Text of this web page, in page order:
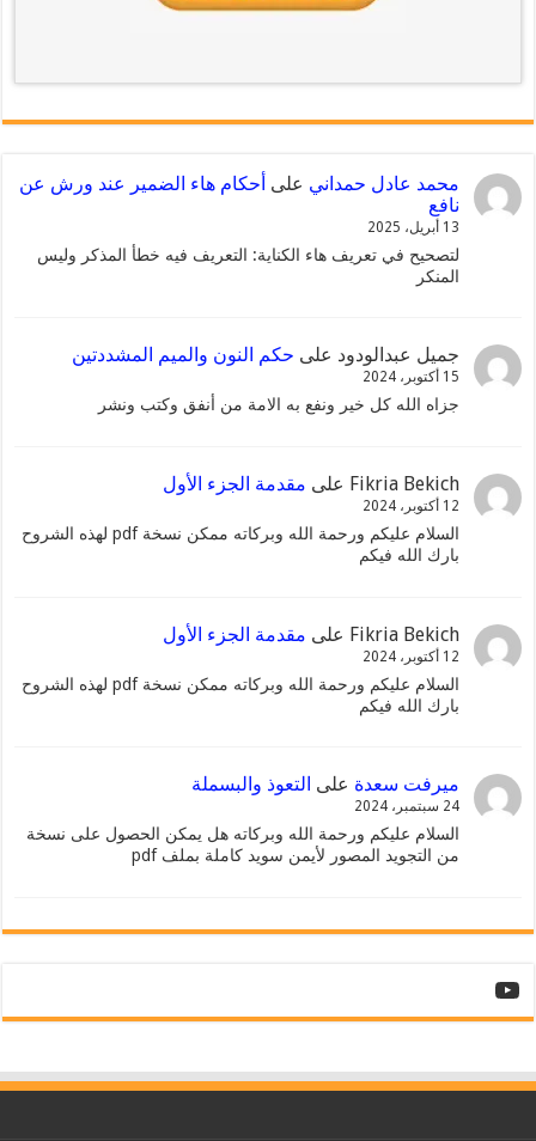
محمد عادل حمدانيعلى أحكام هاء الضمير عند ورش عن
نافع
13 أبريل، 2025
لتصحيح في تعريف هاء الكناية: التعريف فيه خطأ المذكر وليس
المنكر
جميل عبدالودودعلى حكم النون والميم المشددتين
15 أكتوبر، 2024
جزاه الله كل خير ونفع به الامة من أنفق وكتب ونشر
Fikria Bekichعلى مقدمة الجزء الأول
12 أكتوبر، 2024
السلام عليكم ورحمة الله وبركاته ممكن نسخة pdf لهذه الشروح
بارك الله فيكم
Fikria Bekichعلى مقدمة الجزء الأول
12 أكتوبر، 2024
السلام عليكم ورحمة الله وبركاته ممكن نسخة pdf لهذه الشروح
بارك الله فيكم
ميرفت سعدةعلى التعوذ والبسملة
24 سبتمبر، 2024
السلام عليكم ورحمة الله وبركاته هل يمكن الحصول على نسخة
من التجويد المصور لأيمن سويد كاملة بملف pdf
YouTube